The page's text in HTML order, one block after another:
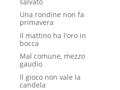
Una rondine non fa
primavera
Il mattino ha l'oro in
bocca
Mal comune, mezzo
gaudio
Il gioco non vale la
candela